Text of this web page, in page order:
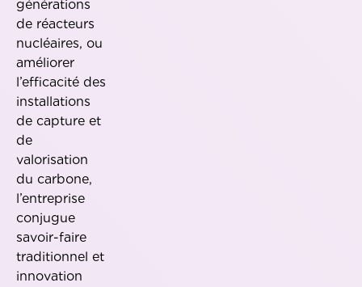
générations
de réacteurs
nucléaires, ou
améliorer
l’efficacité des
installations
de capture et
de
valorisation
du carbone,
l’entreprise
conjugue
savoir-faire
traditionnel et
innovation